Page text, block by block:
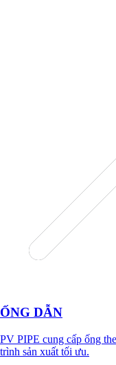
ỐNG DẪN
PV PIPE cung cấp ống
trình sản xuất tối ưu.